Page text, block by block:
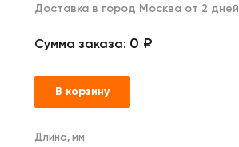
Доставка в город Москва от 2 дней
Сумма заказа: 0 ₽
В корзину
Длина, мм